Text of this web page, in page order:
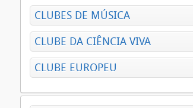
CLUBES DE MÚSICA
CLUBE DA CIÊNCIA VIVA
CLUBE EUROPEU